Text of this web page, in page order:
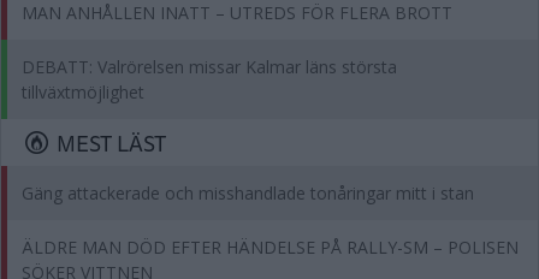
MAN ANHÅLLEN INATT – UTREDS FÖR FLERA BROTT
DEBATT: Valrörelsen missar Kalmar läns största
tillväxtmöjlighet
MEST LÄST
Gäng attackerade och misshandlade tonåringar mitt i stan
ÄLDRE MAN DÖD EFTER HÄNDELSE PÅ RALLY-SM – POLISEN
SÖKER VITTNEN